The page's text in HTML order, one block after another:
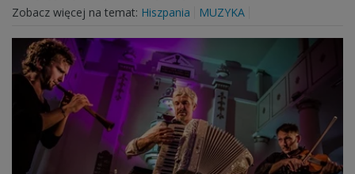
Zobacz więcej na temat: Hiszpania MUZYKA